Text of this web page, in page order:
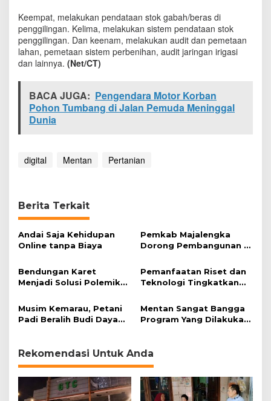
s
t
e
m
P
d
a
t
P
a
n
O
n
l
n
e
Keempat, melakukan pendataan stok gabah/beras di
penggilingan. Kelima, melakukan sistem pendataan stok
penggilingan. Dan keenam, melakukan audit dan pemetaan
lahan, pemetaan sistem perbenihan, audit jaringan irigasi
dan lainnya. (Net/CT)
BACA JUGA: Pengendara Motor Korban
Pohon Tumbang di Jalan Pemuda Meninggal
Dunia
digital Mentan Pertanian
Berita Terkait
Andai Saja Kehidupan
Online tanpa Biaya
Pemkab Majalengka
Dorong Pembangunan di
Bendungan Karet
Menjadi Solusi Polemik
Japura Lor
Pemanfaatan Riset dan
Teknologi Tingkatkan
Musim Kemarau, Petani
Padi Beralih Budi Daya
Mentan Sangat Bangga
Program Yang Dilakukan
Rekomendasi Untuk Anda